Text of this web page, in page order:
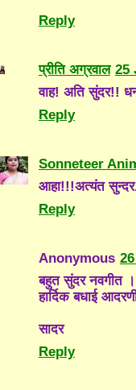
Reply
प्रीति अग्रवाल 25
वाह! अति सुंदर!!
Reply
Sonneteer
आहा!!!अत्यंत
Reply
Anonymous
बहुत सुंदर नवगीत ।
हार्दिक बधाई
सादर
Reply